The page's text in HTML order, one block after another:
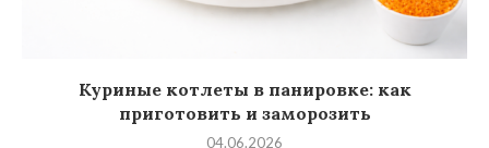
Куриные котлеты в панировке: как
приготовить и заморозить
04.06.2026